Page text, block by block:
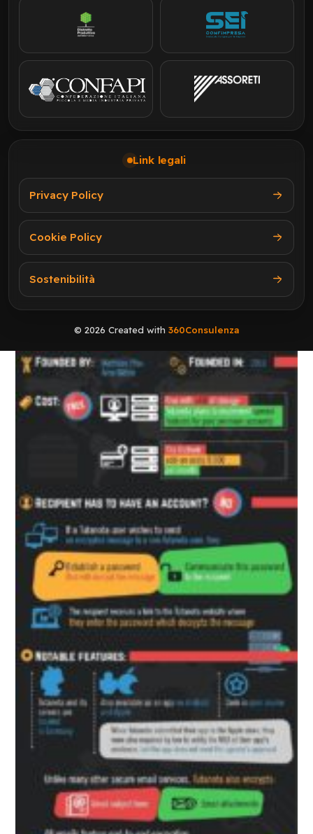
Link legali
Privacy Policy
Cookie Policy
Sostenibilità
© 2026 Created with 360Consulenza